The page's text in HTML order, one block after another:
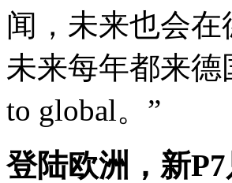
闻，未来也会
未来每年都来德
to global。”
登陆欧洲，新P7